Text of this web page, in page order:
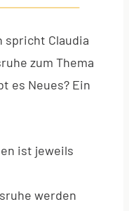
spricht Claudia
zum Thema
es Neues? Ein
ist jeweils
werden